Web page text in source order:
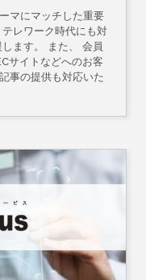
マにマッチした重要
レワーク時代にも対
ます。 また、 会員
サイトなどへのお客
事の提供も対応いた